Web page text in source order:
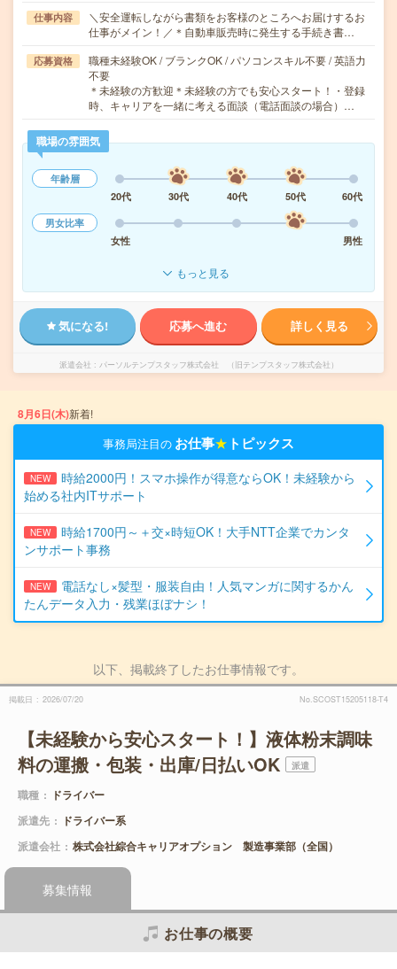
仕事内容
＼安全運転しながら書類をお客様のところへお届けするお
仕事がメイン！／＊自動車販売時に発生する手続き書…
応募資格
職種未経験OK / ブランクOK / パソコンスキル不要 / 英語力
不要
＊未経験の方歓迎＊未経験の方でも安心スタート！・登録
時、キャリアを一緒に考える面談（電話面談の場合）…
職場の雰囲気
年齢層
20代
30代 40代 50代
60代
男女比率
女性
男性
もっと見る
気になる! 応募へ進む 詳しく見る
派遣会社 パーソルテンプスタッフ株式会社 （旧テンプスタッフ株式会社）
8月6日(木)新着!
事務局注目の お仕事★ トピックス
NEW
時給2000円！スマホ操作が得意ならOK！未経験から
始める社内ITサポート
NEW
時給1700円～＋交×時短OK！大手NTT企業でカンタ
ンサポート事務
NEW
電話なし×髪型・服装自由！人気マンガに関するかん
たんデータ入力・残業ほぼナシ！
以下、掲載終了したお仕事情報です。
掲載日 2026/07/20 No.SCOST15205118-T4
【未経験から安心スタート！】液体粉末調味
料の運搬・包装・出庫/日払いOK
派遣
職種
ドライバー
派遣先
ドライバー系
派遣会社
株式会社綜合キャリアオプション 製造事業部（全国）
募集情報
お仕事の概要